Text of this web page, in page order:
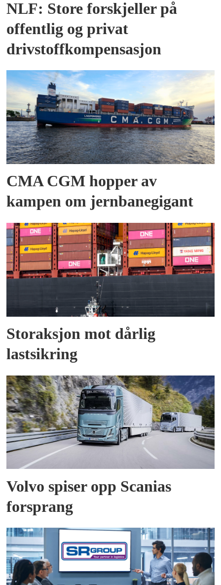
NLF: Store forskjeller på
offentlig og privat
drivstoffkompensasjon
CMA CGM hopper av
kampen om jernbanegigant
Storaksjon mot dårlig
lastsikring
Volvo spiser opp Scanias
forsprang